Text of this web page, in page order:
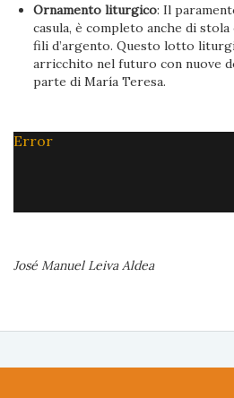
Ornamento liturgico: Il
casula, è completo anche di
fili d’argento. Questo lotto
arricchito nel futuro con nuove
parte di María Teresa.
Error
José Manuel Leiva Aldea